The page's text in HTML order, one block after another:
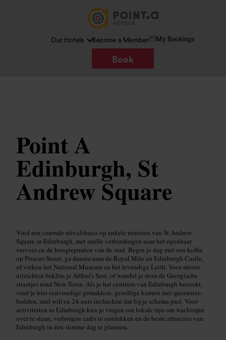
Our Hotels Become a Member My Bookings
Book
Point A
Edinburgh, St
Andrew Square
Vind een centrale uitvalsbasis op enkele minuten van St Andrew
Square in Edinburgh, met snelle verbindingen naar het openbaar
vervoer en de hoogtepunten van de stad. Begin je dag met een koffie
op Princes Street, ga daarna naar de Royal Mile en Edinburgh Castle,
of verken het National Museum en het levendige Leith. Voor mooie
uitzichten beklim je Arthur's Seat, of wandel je door de Georgische
straatjes rond New Town. Als je het centrum van Edinburgh bezoekt,
vind je hier eenvoudige gemakken: gezellige kamers met queensize-
bedden, snel wifi en 24-uurs inchecken dat bij je schema past. Voor
activiteiten in Edinburgh kun je vragen om lokale tips om wachtrijen
over te slaan, verborgen cafés te ontdekken en de beste attracties van
Edinburgh in één slimme dag te plannen.